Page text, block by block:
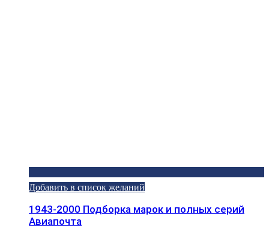
Добавить в список желаний
1943-2000 Подборка марок и полных серий
Авиапочта